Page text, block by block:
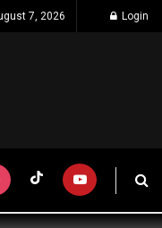
7, 2026 Login